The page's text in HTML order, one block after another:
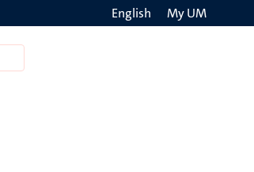
English My UM
Nieuws